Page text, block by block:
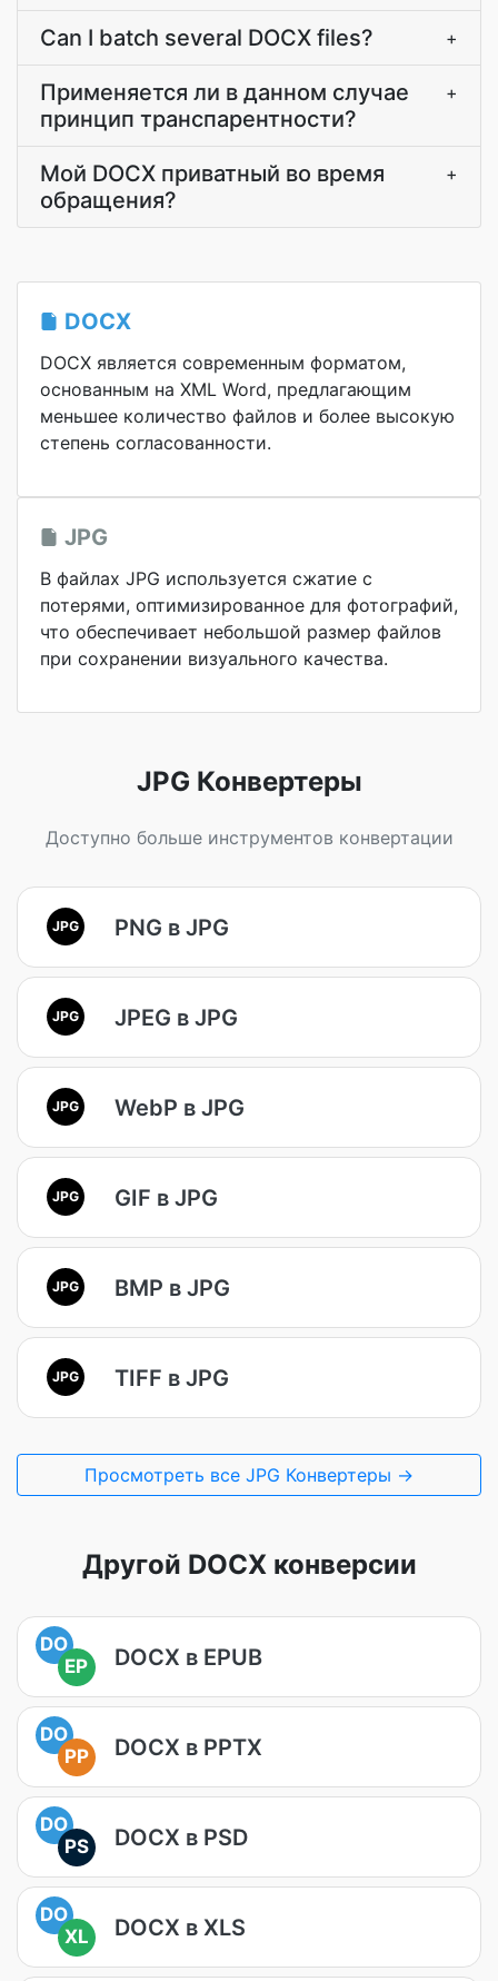
Can I batch several DOCX files? +
Применяется ли в данном случае
принцип транспарентности?
+
Мой DOCX приватный во время
обращения?
+
DOCX
DOCX является современным форматом,
основанным на XML Word, предлагающим
меньшее количество файлов и более высокую
степень согласованности.
JPG
В файлах JPG используется сжатие с
потерями, оптимизированное для фотографий,
что обеспечивает небольшой размер файлов
при сохранении визуального качества.
JPG Конвертеры
Доступно больше инструментов конвертации
JPG PNG в JPG
JPG JPEG в JPG
JPG WebP в JPG
JPG GIF в JPG
JPG BMP в JPG
JPG TIFF в JPG
Просмотреть все JPG Конвертеры →
Другой DOCX конверсии
DO
EP
DOCX в EPUB
DO
PP
DOCX в PPTX
DO
PS
DOCX в PSD
DO
XL
DOCX в XLS